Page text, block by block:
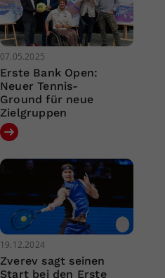
07.05.2025
Erste Bank Open:
Neuer Tennis-
Ground für neue
Zielgruppen
19.12.2024
Zverev sagt seinen
Start bei den Erste